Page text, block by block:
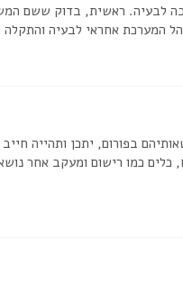
לבעיה. ראשית, בדוק ששם
המערכת אחראי לבעיה והתקלה
בפורום, יתכן ותהייה
כמו רישום ומעקב אחר